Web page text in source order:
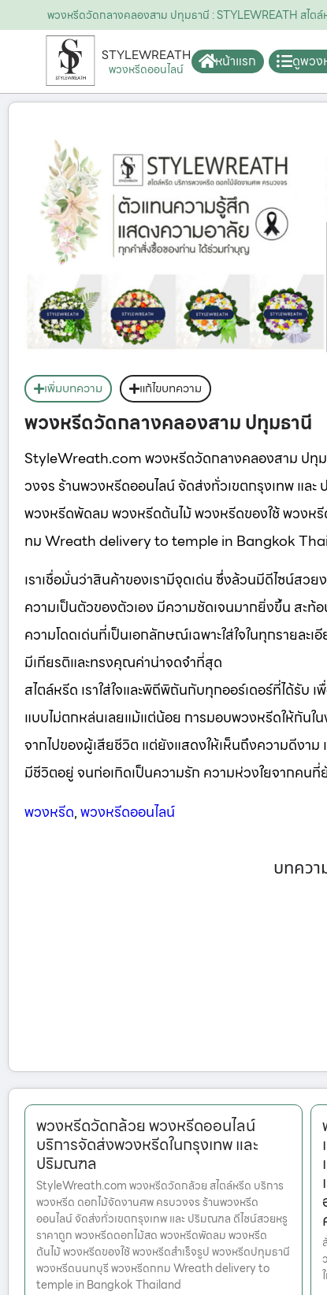
พวงหรีดวัดกลางคลองสาม ปทุมธานี : STYLEWREATH สไตล์
STYLEWREATH
พวงหรีดออนไลน์ หน้าแรก ดูพวง
เพิ่มบทความ แก้ไขบทความ
พวงหรีดวัดกลางคลองสาม ปทุมธานี
StyleWreath.com พวงหรีดวัดกลางคลองสาม ปทุ
วงจร ร้านพวงหรีดออนไลน์ จัดส่งทั่วเขตกรุงเทพ แล
พวงหรีดพัดลม พวงหรีดต้นไม้ พวงหรีดของใช้ พวงห
ทม Wreath delivery to temple in Bangkok
เราเชื่อมั่นว่าสินค้าของเรามีจุดเด่น ซึ่งล้วนมีดีไซน์ส
ความเป็นตัวของตัวเอง มีความชัดเจนมากยิ่งขึ้น สะ
ความโดดเด่นที่เป็นเอกลักษณ์เฉพาะใส่ใจในทุกรายละ
มีเกียรติและทรงคุณค่าน่าจดจำที่สุด
สไตล์หรีด เราใส่ใจและพิถีพิถันกับทุกออร์เดอร์ที่ได้รั
แบบไม่ตกหล่นเลยแม้แต่น้อย การมอบพวงหรีดให้กัน
จากไปของผู้เสียชีวิต แต่ยังแสดงให้เห็นถึงความดีงา
มีชีวิตอยู่ จนก่อเกิดเป็นความรัก ความห่วงใยจากคน
พวงหรีด,พวงหรีดออนไลน์
บทคว
พวงหรีดวัดกล้วย พวงหรีดออนไลน์
บริการจัดส่งพวงหรีดในกรุงเทพ และ
ปริมณฑล
StyleWreath.com พวงหรีดวัดกล้วย สไตล์หรีด บริการ
พวงหรีด ดอกไม้จัดงานศพ ครบวงจร ร้านพวงหรีด
ออนไลน์ จัดส่งทั่วเขตกรุงเทพ และ ปริมณฑล ดีไซน์สวยหรู
ราคาถูก พวงหรีดดอกไม้สด พวงหรีดพัดลม พวงหรีด
ต้นไม้ พวงหรีดของใช้ พวงหรีดสำเร็จรูป พวงหรีดปทุมธานี
พวงหรีดนนทบุรี พวงหรีดกทม Wreath delivery to
temple in Bangkok Thailand